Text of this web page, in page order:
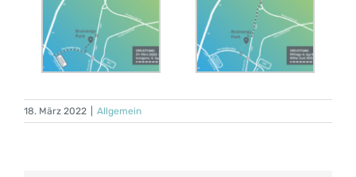
18. März 2022 Allgemein